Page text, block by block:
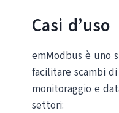
Casi d’uso
emModbus è uno
facilitare scambi
monitoraggio e
settori: